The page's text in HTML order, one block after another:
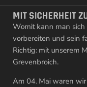
MIT SICHERHEIT
Womit kann man sich
vorbereiten und sein
Richtig: mit unserem
Grevenbroich.
Am 04. Mai waren